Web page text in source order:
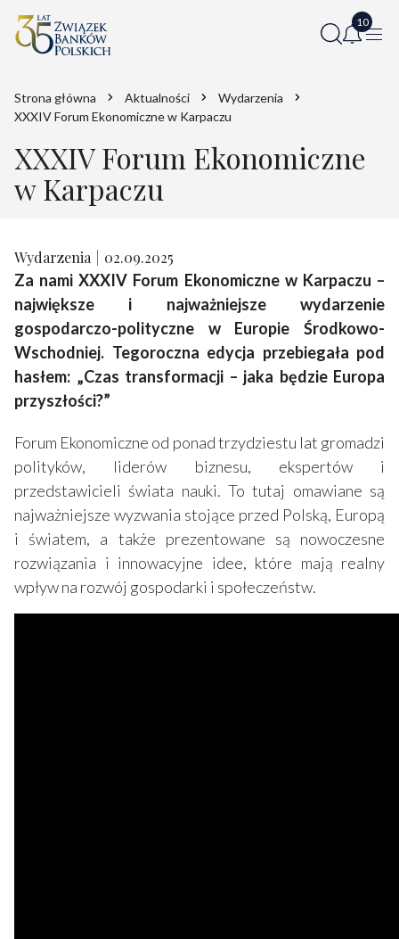
Strona główna Aktualności
Wydarzenia
XXXIV Forum Ekonomiczne w Karpaczu
XXXIV Forum Ekonomiczne
w Karpaczu
Wydarzenia 02.09.2025
Za nami XXXIV Forum Ekonomiczne w Karpaczu –
największe i najważniejsze wydarzenie
gospodarczo-polityczne w Europie Środkowo-
Wschodniej. Tegoroczna edycja przebiegała pod
hasłem: „Czas transformacji – jaka będzie Europa
przyszłości?”
Forum Ekonomiczne od ponad trzydziestu lat gromadzi
polityków, liderów biznesu, ekspertów i
przedstawicieli świata nauki. To tutaj omawiane są
najważniejsze wyzwania stojące przed Polską, Europą
i światem, a także prezentowane są nowoczesne
rozwiązania i innowacyjne idee, które mają realny
wpływ na rozwój gospodarki i społeczeństw.